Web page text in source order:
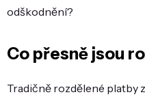
odškodnění?
Co přesně jsou
Tradičně rozdělené platby